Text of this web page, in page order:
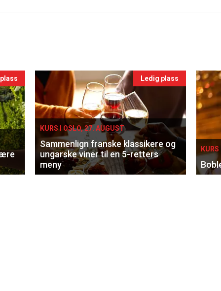
Ledig plass
KURS I OSLO, 27. AUGUST
Sammenlign franske klassikere og
ungarske viner til en 5-retters
meny